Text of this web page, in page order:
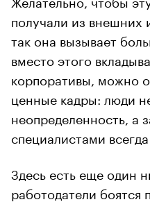
получали из внешних
так она вызывает
вместо этого
корпоративы, можно
ценные кадры: люди
неопределенность, а
специалистами
Здесь есть еще один
работодатели боятся